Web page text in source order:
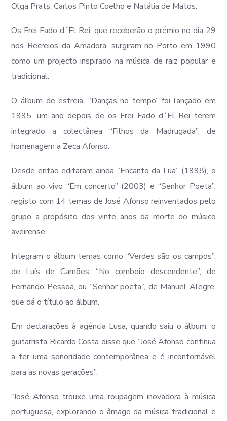
Olga Prats, Carlos Pinto Coelho e Natália de Matos.
Os Frei Fado d´El Rei, que receberão o prémio no dia 29
nos Recreios da Amadora, surgiram no Porto em 1990
como um projecto inspirado na música de raiz popular e
tradicional.
O álbum de estreia, “Danças no tempo” foi lançado em
1995, um ano depois de os Frei Fado d´El Rei terem
integrado a colectânea “Filhos da Madrugada”, de
homenagem a Zeca Afonso.
Desde então editaram ainda “Encanto da Lua” (1998), o
álbum ao vivo “Em concerto” (2003) e “Senhor Poeta”,
registo com 14 temas de José Afonso reinventados pelo
grupo a propósito dos vinte anos da morte do músico
aveirense.
Integram o álbum temas como “Verdes são os campos”,
de Luís de Camões, “No comboio descendente”, de
Fernando Pessoa, ou “Senhor poeta”, de Manuel Alegre,
que dá o título ao álbum.
Em declarações à agência Lusa, quando saiu o álbum, o
guitarrista Ricardo Costa disse que “José Afonso continua
a ter uma sonoridade contemporânea e é incontornável
para as novas gerações”.
“José Afonso trouxe uma roupagem inovadora à música
portuguesa, explorando o âmago da música tradicional e